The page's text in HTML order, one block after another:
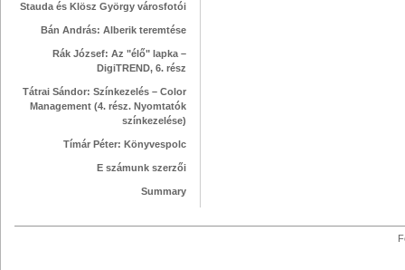
Stauda és Klösz György városfotói
Bán András: Alberik teremtése
Rák József: Az "élő" lapka –
DigiTREND, 6. rész
Tátrai Sándor: Színkezelés – Color
Management (4. rész. Nyomtatók
színkezelése)
Tímár Péter: Könyvespolc
E számunk szerzői
Summary